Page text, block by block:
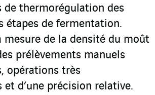
de thermorégulation des
étapes de fermentation.
mesure de la densité du moût
prélèvements manuels
opérations très
et d’une précision relative.